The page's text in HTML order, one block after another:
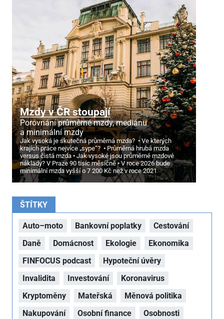
Mzdy v ČR stoupají
Porovnání průměrné mzdy, mediánu
a minimální mzdy
Jak vysoká je skutečná průměrná mzda?
Ve kterých
krajích práce nejvíce „sype“?
Průměrná hrubá mzda
versus čistá mzda
Jak vysoké jsou průměrné mzdové
náklady? V Praze 90 tisíc měsíčně
V roce 2026 bude
minimální mzda vyšší o 7 200 Kč než v roce 2021
ŠTÍTKY
Auto–moto Bankovní poplatky
Cestování
Daně
Domácnost Ekologie
Ekonomika
FINFOCUS podcast
Hypoteční úvěry
Invalidita
Investování
Koronavirus
Kryptoměny
Mateřská
Měnová politika
Nakupování
Osobní finance
Osobnosti